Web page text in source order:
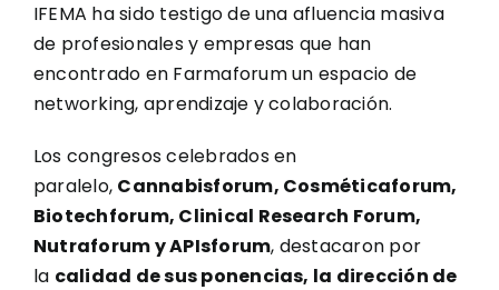
IFEMA ha sido testigo de una afluencia masiva
de profesionales y empresas que han
encontrado en Farmaforum un espacio de
networking, aprendizaje y colaboración.
Los congresos celebrados en
paralelo, Cannabisforum, Cosméticaforum,
Biotechforum, Clinical Research Forum,
Nutraforum y APIsforum, destacaron por
la calidad de sus ponencias, la dirección de